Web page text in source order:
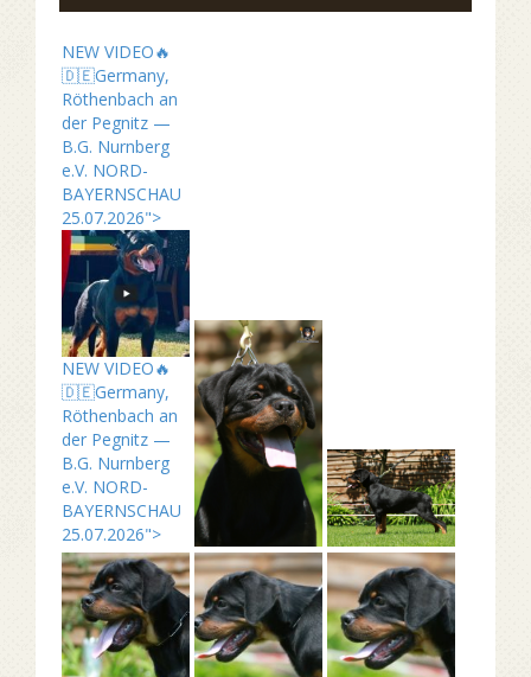
NEW VIDEO🔥
🇩🇪Germany,
Röthenbach an
der Pegnitz —
B.G. Nurnberg
e.V. NORD-
BAYERNSCHAU
25.07.2026">
NEW VIDEO🔥
🇩🇪Germany,
Röthenbach an
der Pegnitz —
B.G. Nurnberg
e.V. NORD-
BAYERNSCHAU
25.07.2026">